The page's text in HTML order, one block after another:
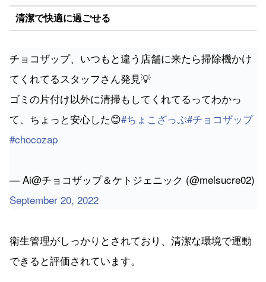
清潔で快適に過ごせる
チョコザップ、いつもと違う店舗に来たら掃除機かけ
てくれてるスタッフさん発見💡
ゴミの片付け以外に清掃もしてくれてるってわかっ
て、ちょっと安心した😊#ちょこざっぷ#チョコザップ
#chocozap
— Ai@チョコザップ＆ケトジェニック (@melsucre02)
September 20, 2022
衛生管理がしっかりとされており、清潔な環境で運動
できると評価されています。